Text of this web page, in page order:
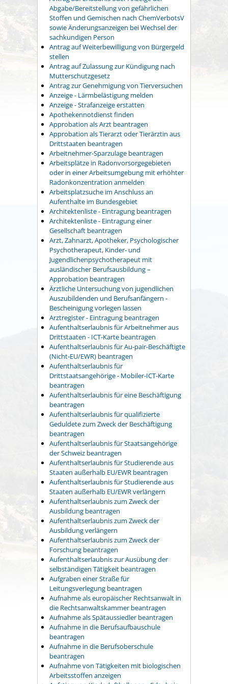
Abgabe/Bereitstellung von gefährlichen
Stoffen und Gemischen nach ChemVerbotsV
sowie Änderungsanzeigen bei Wechsel der
sachkundigen Person
Antrag auf Weiterbewilligung von Bürgergeld
stellen
Antrag auf Zulassung zur Kündigung nach
Mutterschutzgesetz
Antrag zur Genehmigung von Tierversuchen
Anzeige - Lärmbelästigung melden
Anzeige - Strafanzeige erstatten
Apothekennotdienst finden
Approbation als Arzt beantragen
Approbation als Tierarzt oder Tierärztin aus
Drittstaaten beantragen
Arbeitnehmer-Sparzulage beantragen
Arbeitsplätze in Radonvorsorgegebieten
oder in einer Arbeitsumgebung mit erhöhter
Radonkonzentration anmelden
Arbeitsplatzsuche im Anschluss an
Aufenthalte im Bundesgebiet
Architektenliste - Eintragung beantragen
Architektenliste - Eintragung einer
Gesellschaft beantragen
Arzt, Zahnarzt, Apotheker, Psychologischer
Psychotherapeut, Kinder- und
Jugendlichenpsychotherapeut mit
ausländischer Berufsausbildung –
Approbation beantragen
Ärztliche Untersuchung von jugendlichen
Auszubildenden und Berufsanfängern -
Bescheinigung vorlegen lassen
Arztregister - Eintragung beantragen
Aufenthaltserlaubnis für Arbeitnehmer aus
Drittstaaten - ICT-Karte beantragen
Aufenthaltserlaubnis für Au-pair-Beschäftigte
(Nicht-EU/EWR) beantragen
Aufenthaltserlaubnis für
Drittstaatsangehörige - Mobiler-ICT-Karte
beantragen
Aufenthaltserlaubnis für eine Beschäftigung
beantragen
Aufenthaltserlaubnis für qualifizierte
Geduldete zum Zweck der Beschäftigung
beantragen
Aufenthaltserlaubnis für Staatsangehörige
der Schweiz beantragen
Aufenthaltserlaubnis für Studierende aus
Staaten außerhalb EU/EWR beantragen
Aufenthaltserlaubnis für Studierende aus
Staaten außerhalb EU/EWR verlängern
Aufenthaltserlaubnis zum Zweck der
Ausbildung beantragen
Aufenthaltserlaubnis zum Zweck der
Ausbildung verlängern
Aufenthaltserlaubnis zum Zweck der
Forschung beantragen
Aufenthaltserlaubnis zur Ausübung der
selbständigen Tätigkeit beantragen
Aufgraben einer Straße für
Leitungsverlegung beantragen
Aufnahme als europäischer Rechtsanwalt in
die Rechtsanwaltskammer beantragen
Aufnahme als Spätaussiedler beantragen
Aufnahme in die Berufsaufbauschule
beantragen
Aufnahme in die Berufsoberschule
beantragen
Aufnahme von Tätigkeiten mit biologischen
Arbeitsstoffen anzeigen